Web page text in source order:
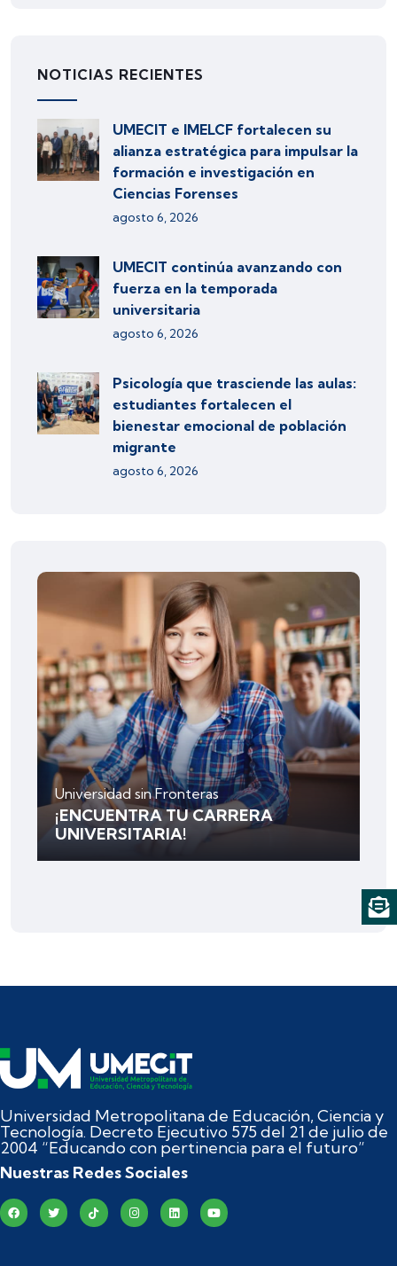
NOTICIAS RECIENTES
UMECIT e IMELCF fortalecen su
alianza estratégica para impulsar la
formación e investigación en
Ciencias Forenses
agosto 6, 2026
UMECIT continúa avanzando con
fuerza en la temporada
universitaria
agosto 6, 2026
Psicología que trasciende las aulas:
estudiantes fortalecen el
bienestar emocional de población
migrante
agosto 6, 2026
Universidad sin Fronteras
¡ENCUENTRA TU CARRERA
UNIVERSITARIA!
Universidad Metropolitana de Educación, Ciencia y
Tecnología. Decreto Ejecutivo 575 del 21 de julio de
2004 “Educando con pertinencia para el futuro”
Nuestras Redes Sociales